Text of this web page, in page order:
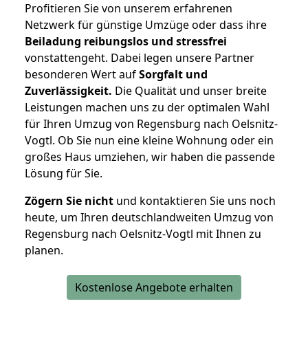
Profitieren Sie von unserem erfahrenen
Netzwerk für günstige Umzüge oder dass ihre
Beiladung reibungslos und stressfrei
vonstattengeht. Dabei legen unsere Partner
besonderen Wert aufSorgfalt und
Zuverlässigkeit. Die Qualität und unser breite
Leistungen machen uns zu der optimalen Wahl
für Ihren Umzug von Regensburg nach Oelsnitz-
Vogtl. Ob Sie nun eine kleine Wohnung oder ein
großes Haus umziehen, wir haben die passende
Lösung für Sie.
Zögern Sie nicht und kontaktieren Sie uns noch
heute, um Ihren deutschlandweiten Umzug von
Regensburg nach Oelsnitz-Vogtl mit Ihnen zu
planen.
Kostenlose Angebote erhalten